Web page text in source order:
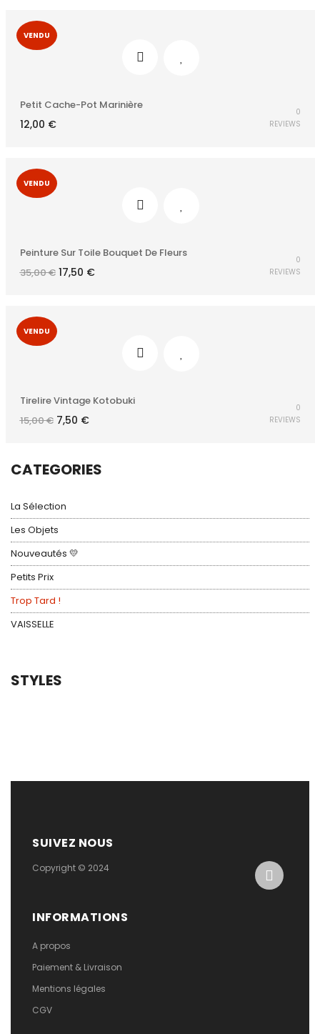
CATEGORIES
La Sélection
Les Objets
Nouveautés 💛
Petits Prix
Trop Tard !
VAISSELLE
STYLES
VENDU
Petit Cache-Pot Marinière
12,00 €
0
REVIEWS
VENDU
Peinture Sur Toile Bouquet De Fleurs
35,00€ Le
prix
17,50 €Le
prix
0
REVIEWS
VENDU
Tirelire Vintage Kotobuki
15,00€ Le
prix
7,50 €Le
prix
0
REVIEWS
SUIVEZ NOUS
Copyright © 2024
INFORMATIONS
A propos
Paiement & Livraison
Mentions légales
CGV